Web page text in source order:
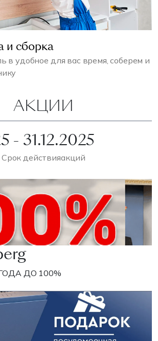
и сборка
в удобное для вас время, соберем и
АКЦИИ
- 31.12.2025
Срок действияакций
ДО 100%